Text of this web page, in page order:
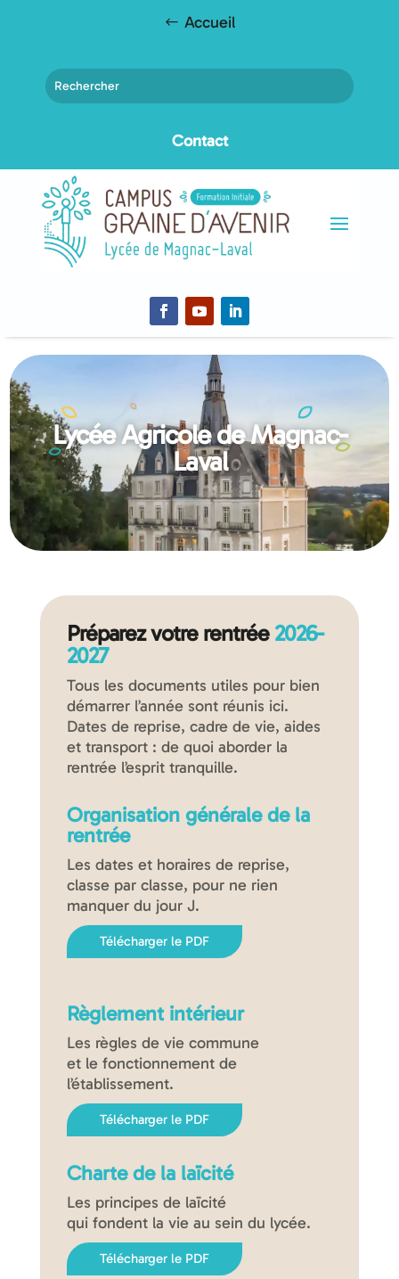
Accueil
Contact
Lycée Agricole de Magnac-
Laval
Préparez votre rentrée2026-
2027
Tous les documents utiles pour bien
démarrer l’année sont réunis ici.
Dates de reprise, cadre de vie, aides
et transport : de quoi aborder la
rentrée l’esprit tranquille.
Organisation générale de la
rentrée
Les dates et horaires de reprise,
classe par classe, pour ne rien
manquer du jour J.
Télécharger le PDF
Règlement intérieur
Les règles de vie commune
et le fonctionnement de
l’établissement.
Télécharger le PDF
Charte de la laïcité
Les principes de laïcité
qui fondent la vie au sein du lycée.
Télécharger le PDF